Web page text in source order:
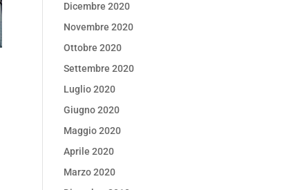
Dicembre 2020
Novembre 2020
Ottobre 2020
Settembre 2020
Luglio 2020
Giugno 2020
Maggio 2020
Aprile 2020
Marzo 2020